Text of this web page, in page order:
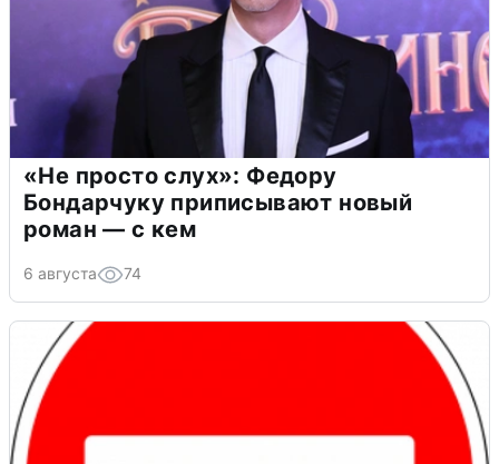
«Не просто слух»: Федору
Бондарчуку приписывают новый
роман — с кем
6 августа 74